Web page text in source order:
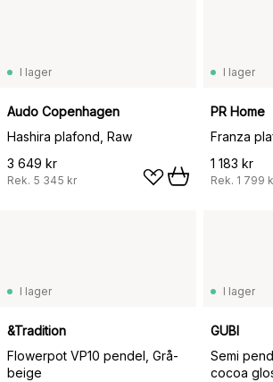
I lager
Audo Copenhagen
Hashira plafond, Raw
3 649 kr
Rek. 5 345 kr
I lager
PR Home
Franza
1 183 kr
Rek. 1 799
I lager
&Tradition
Flowerpot VP10 pendel, Grå-
beige
I lager
GUBI
Semi
cocoa